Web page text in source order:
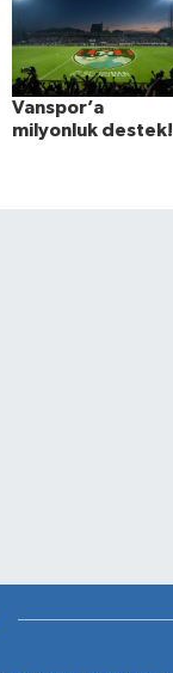
Vanspor’a
milyonluk destek!